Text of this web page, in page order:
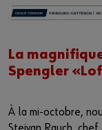
La
Spengler
À la mi-octobre,